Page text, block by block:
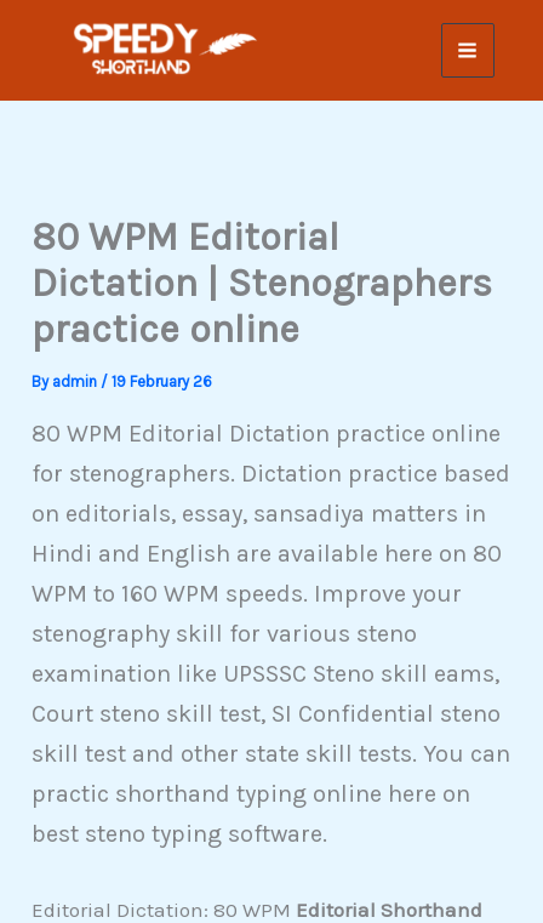
80 WPM Editorial
Dictation | Stenographers
practice online
By admin /19 February 26
80 WPM Editorial Dictation practice online
for stenographers. Dictation practice based
on editorials, essay, sansadiya matters in
Hindi and English are available here on 80
WPM to 160 WPM speeds. Improve your
stenography skill for various steno
examination like UPSSSC Steno skill eams,
Court steno skill test, SI Confidential steno
skill test and other state skill tests. You can
practic shorthand typing online here on
best steno typing software.
Editorial Dictation: 80 WPM Editorial Shorthand